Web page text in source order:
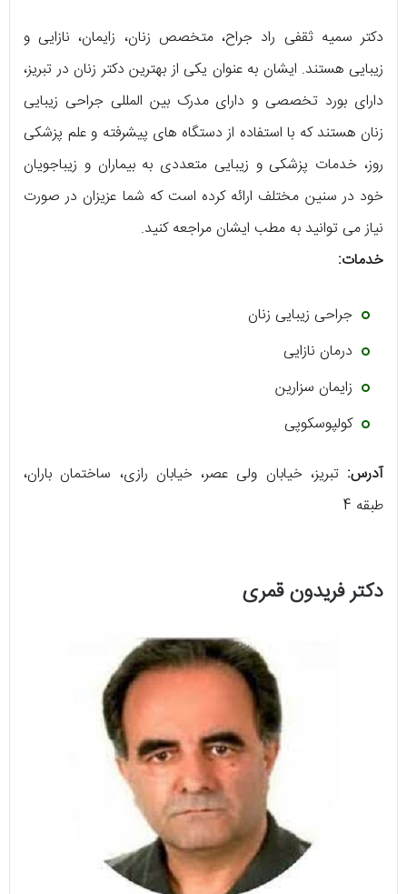
دکتر سمیه ثقفی راد جراح، متخصص زنان، زایمان، نازایی و
زیبایی هستند. ایشان به عنوان یکی از بهترین دکتر زنان در تبریز،
دارای بورد تخصصی و دارای مدرک بین المللی جراحی زیبایی
زنان هستند که با استفاده از دستگاه های پیشرفته و علم پزشکی
روز، خدمات پزشکی و زیبایی متعددی به بیماران و زیباجویان
خود در سنین مختلف ارائه کرده است که شما عزیزان در صورت
نیاز می توانید به مطب ایشان مراجعه کنید.
خدمات:
جراحی زیبایی زنان
درمان نازایی
زایمان سزارین
کولپوسکوپی
آدرس: تبریز، خیابان ولی عصر، خیابان رازی، ساختمان باران،
طبقه 4
دکتر فریدون قمری